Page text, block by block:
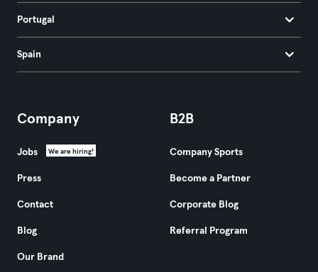
Portugal
Spain
Company
Jobs We are hiring!
Press
Contact
Blog
Our Brand
B2B
Company Sports
Become a Partner
Corporate Blog
Referral Program